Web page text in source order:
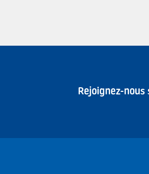
Rejoignez-nous